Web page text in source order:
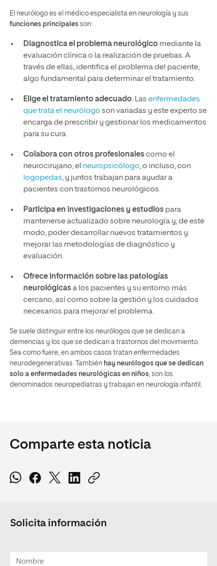
El neurólogo es el médico especialista en neurología y sus
funciones principales son:
Diagnostica el problema neurológicomediante la
evaluación clínica o la realización de pruebas. A
través de ellas, identifica el problema del paciente,
algo fundamental para determinar el tratamiento.
Elige el tratamiento adecuado. Las enfermedades
que trata el neurólogo son variadas y este experto se
encarga de prescribir y gestionar los medicamentos
para su cura.
Colabora con otros profesionalescomo el
neurocirujano, el neuropsicólogo, o incluso, con
logopedas, y juntos trabajan para ayudar a
pacientes con trastornos neurológicos.
Participa en investigaciones y estudiospara
mantenerse actualizado sobre neurología y, de este
modo, poder desarrollar nuevos tratamientos y
mejorar las metodologías de diagnóstico y
evaluación.
Ofrece información sobre las patologías
neurológicasa los pacientes y su entorno más
cercano, así como sobre la gestión y los cuidados
necesarios para mejorar el problema.
Se suele distinguir entre los neurólogos que se dedican a
demencias y los que se dedican a trastornos del movimiento.
Sea como fuere, en ambos casos tratan enfermedades
neurodegenerativas. También hay neurólogos que se dedican
solo a enfermedades neurológicas en niños; son los
denominados neuropediatras y trabajan en neurología infantil.
Comparte esta noticia
Solicita información